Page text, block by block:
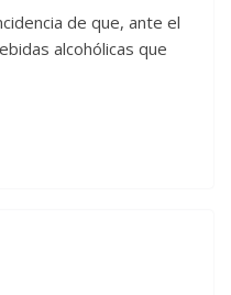
de que, ante el
alcohólicas que